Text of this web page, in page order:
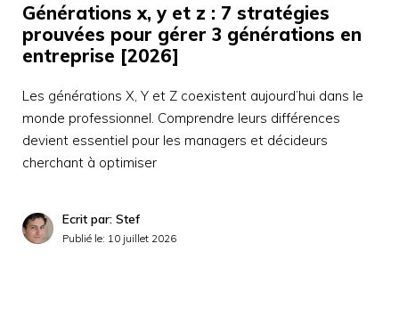
Générations x, y et z : 7 stratégies
prouvées pour gérer 3 générations en
entreprise [2026]
Les générations X, Y et Z coexistent aujourd’hui dans le
monde professionnel. Comprendre leurs différences
devient essentiel pour les managers et décideurs
cherchant à optimiser
Ecrit par: Stef
Publié le: 10 juillet 2026